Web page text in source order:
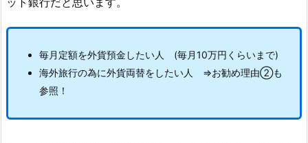
毎月定額を外貨預金したい人 (毎月10万円くらいまで)
海外旅行の為に外貨両替をしたい人 ⇒お勧め理由②も
参照！